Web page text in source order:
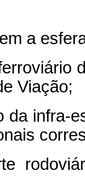
a
Viação;
da infra-